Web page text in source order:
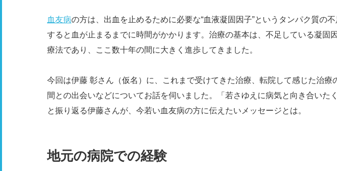
血友病の方は、出血を止めるために必要な“血液凝固因子”というタンパク質の
すると血が止まるまでに時間がかかります。治療の基本は、不足している凝固
療法であり、ここ数十年の間に大きく進歩してきました。
今回は伊藤 彰さん（仮名）に、これまで受けてきた治療、転院して感じた治療
間との出会いなどについてお話を伺いました。「若さゆえに病気と向き合いた
と振り返る伊藤さんが、今若い血友病の方に伝えたいメッセージとは。
地元の病院での経験